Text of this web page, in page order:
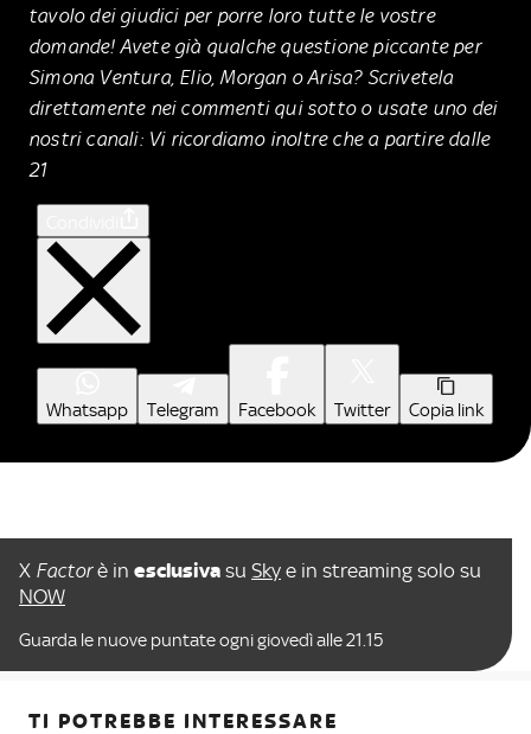
tavolo dei giudici per porre loro tutte le vostre
domande! Avete già qualche questione piccante per
Simona Ventura, Elio, Morgan o Arisa? Scrivetela
direttamente nei commenti qui sotto o usate uno dei
nostri canali: Vi ricordiamo inoltre che a partire dalle
21
Whatsapp Telegram Facebook Twitter Copia link
X Factorè in esclusiva su Sky e in streaming solo su
NOW
Guarda le nuove puntate ogni giovedì alle 21.15
TI POTREBBE INTERESSARE